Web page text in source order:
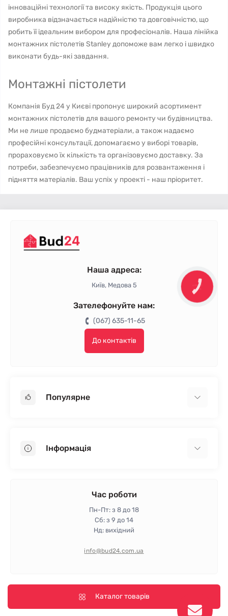
інноваційні технології та високу якість. Продукція цього
виробника відзначається надійністю та довговічністю, що
робить її ідеальним вибором для професіоналів. Наша лінійка
монтажних пістолетів Stanley допоможе вам легко і швидко
виконати будь-які завдання.
Монтажні пістолети
Компанія Буд 24 у Києві пропонує широкий асортимент
монтажних пістолетів для вашого ремонту чи будівництва.
Ми не лише продаємо будматеріали, а також надаємо
професійні консультації, допомагаємо у виборі товарів,
прораховуємо їх кількість та організовуємо доставку. За
потреби, забезпечуємо працівників для розвантаження і
підняття матеріалів. Ваш успіх у проекті - наш пріоритет.
Наша адреса:
Київ, Медова 5
Зателефонуйте нам:
(067) 635-11-65
До контактів
Популярне
Пінопласт
Інформація
Гарантія та повернення
Політика конфіденційності
Час роботи
Пн-Пт: з 8 до 18
Сб: з 9 до 14
Нд: вихідний
info@bud24.com.ua
Каталог товарів
КНОПКА
ЗВ'ЯЗКУ